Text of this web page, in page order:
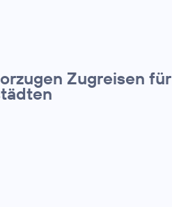
Zugreisen für